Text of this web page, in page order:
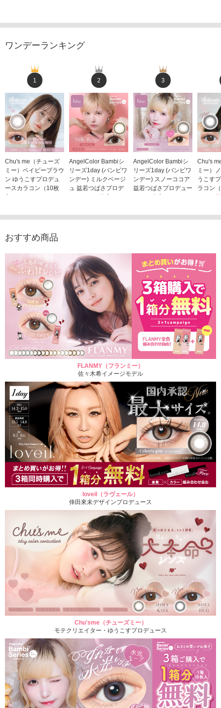
ワンデーランキング
1
Chu's me（チューズ
ミー）ベイビーブラウ
ン ゆうこすプロデュ
ースカラコン（10枚
2
AngelColor Bambiシ
リーズ1day (バンビワ
ンデー) ミルクベージ
ュ 益若つばさプロデ
3
AngelColor Bambiシ
リーズ1day (バンビワ
ンデー) スノーココア
益若つばさプロデュー
Chu's
ミー）
うこす
ラコン
おすすめ商品
FLANMY（フランミー）
佐々木希イメージモデル
loveil（ラヴェール）
倖田來未デザインプロデュース
Chu'sme（チューズミー）
モテクリエイター・ゆうこすプロデュース